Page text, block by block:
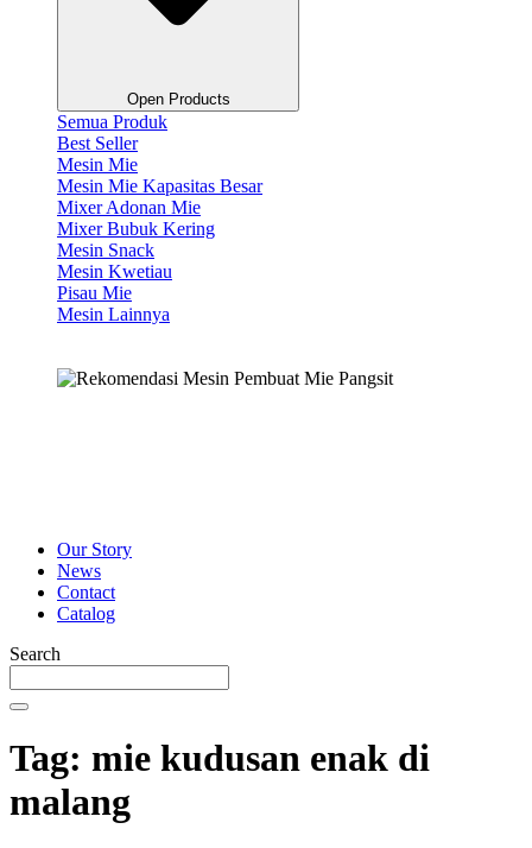
Open Products
Semua Produk
Best Seller
Mesin Mie
Mesin Mie Kapasitas Besar
Mixer Adonan Mie
Mixer Bubuk Kering
Mesin Snack
Mesin Kwetiau
Pisau Mie
Mesin Lainnya
Our Story
News
Contact
Catalog
Search
Tag: mie kudusan enak di
malang